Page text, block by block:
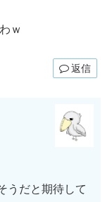
ｗ
返信
うだと期待して